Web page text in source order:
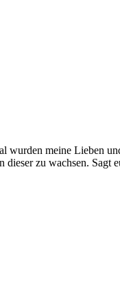
meine Lieben
zu wachsen.